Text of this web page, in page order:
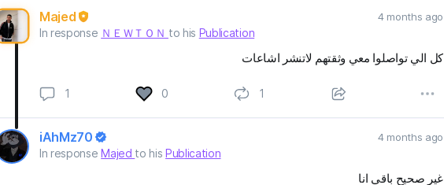
Majed 4 months ago
In response ＮＥＷＴＯＮ to his Publication
كل الي تواصلوا معي وثقتهم لاتنشر اشاعات
1 0 1
iAhMz70 4 months ago
In responseMajed to hisPublication
غير صحيح باقي انا